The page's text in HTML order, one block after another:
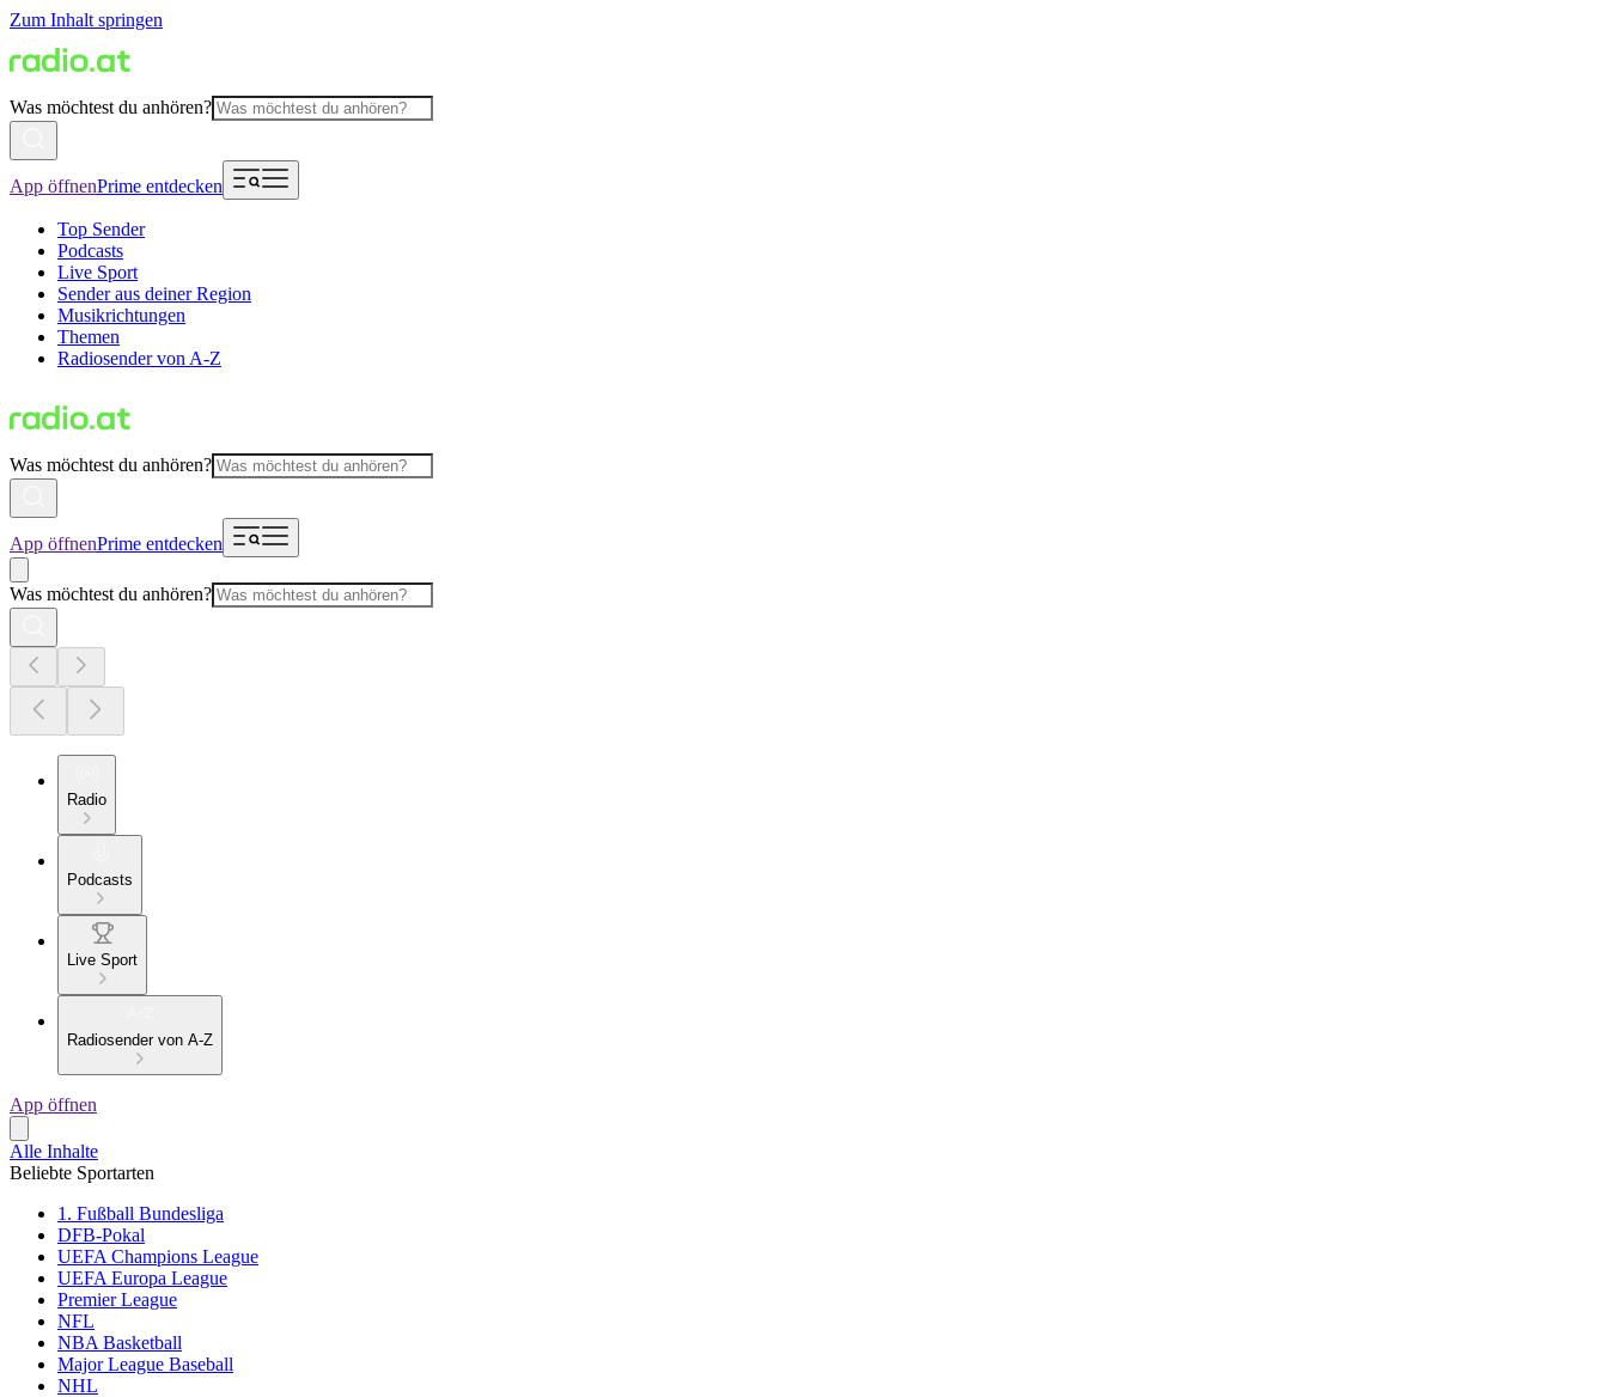
Zum Inhalt springen
Was möchtest du anhören?
App öffnenPrime entdecken
Top Sender
Podcasts
Live Sport
Sender aus deiner Region
Musikrichtungen
Themen
Radiosender von A-Z
Was möchtest du anhören?
App öffnenPrime entdecken
Was möchtest du anhören?
Radio
Podcasts
Live Sport
Radiosender von A-Z
App öffnen
Alle Inhalte
Beliebte Sportarten
1. Fußball Bundesliga
DFB-Pokal
UEFA Champions League
UEFA Europa League
Premier League
NFL
NBA Basketball
Major League Baseball
NHL